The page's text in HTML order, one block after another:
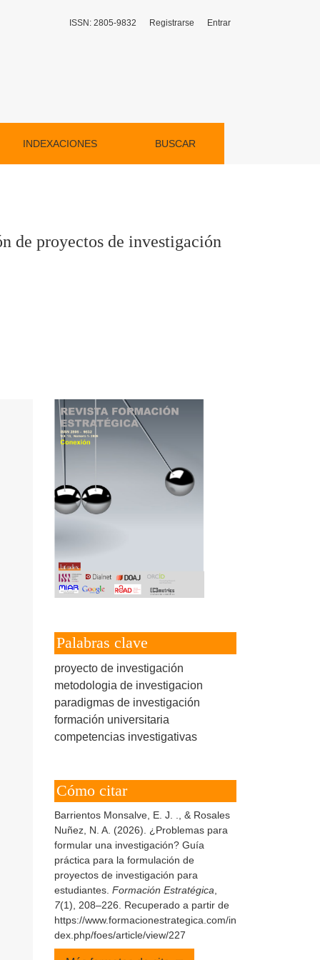
estudiantes
INDEXACIONES BUSCAR
ISSN: 2805-9832 Registrarse Entrar
de proyectos de investigación
Palabras clave
proyecto de investigación
metodologia de investigacion
paradigmas de investigación
formación universitaria
competencias investigativas
Cómo citar
Barrientos Monsalve, E. J. ., & Rosales
Nuñez, N. A. (2026). ¿Problemas para
formular una investigación? Guía
práctica para la formulación de
proyectos de investigación para
estudiantes. Formación Estratégica
7(1), 208–226. Recuperado a partir de
https://www.formacionestrategica.com/in
dex.php/foes/article/view/227